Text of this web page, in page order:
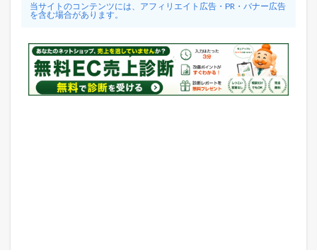
当サイトのコンテンツには、アフィリエイト広告・PR・バナー広告
を含む場合があります。